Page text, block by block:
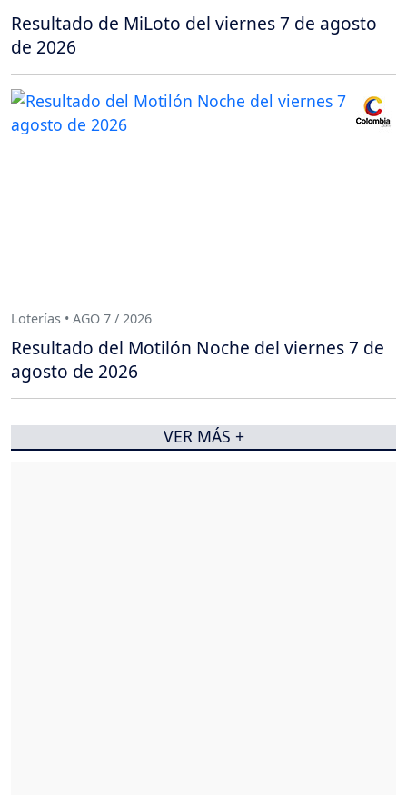
Resultado de MiLoto del viernes 7 de agosto
de 2026
Loterías • AGO 7 / 2026
Resultado del Motilón Noche del viernes 7 de
agosto de 2026
VER MÁS +